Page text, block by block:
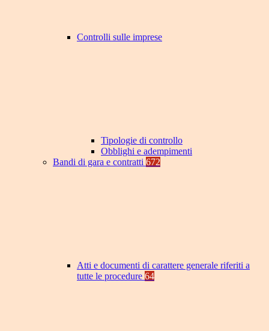
Controlli sulle imprese
Tipologie di controllo
Obblighi e adempimenti
Bandi di gara e contratti 672
Atti e documenti di carattere generale riferiti a
tutte le procedure 64